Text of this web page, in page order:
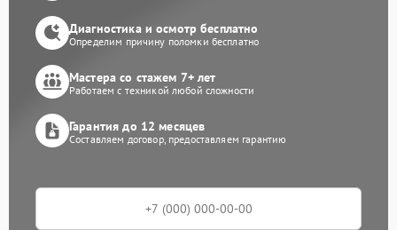
Диагностика и осмотр бесплатно
Определим причину поломки бесплатно
Мастера со стажем 7+ лет
Работаем с техникой любой сложности
Гарантия до 12 месяцев
Составляем договор, предоставляем гарантию